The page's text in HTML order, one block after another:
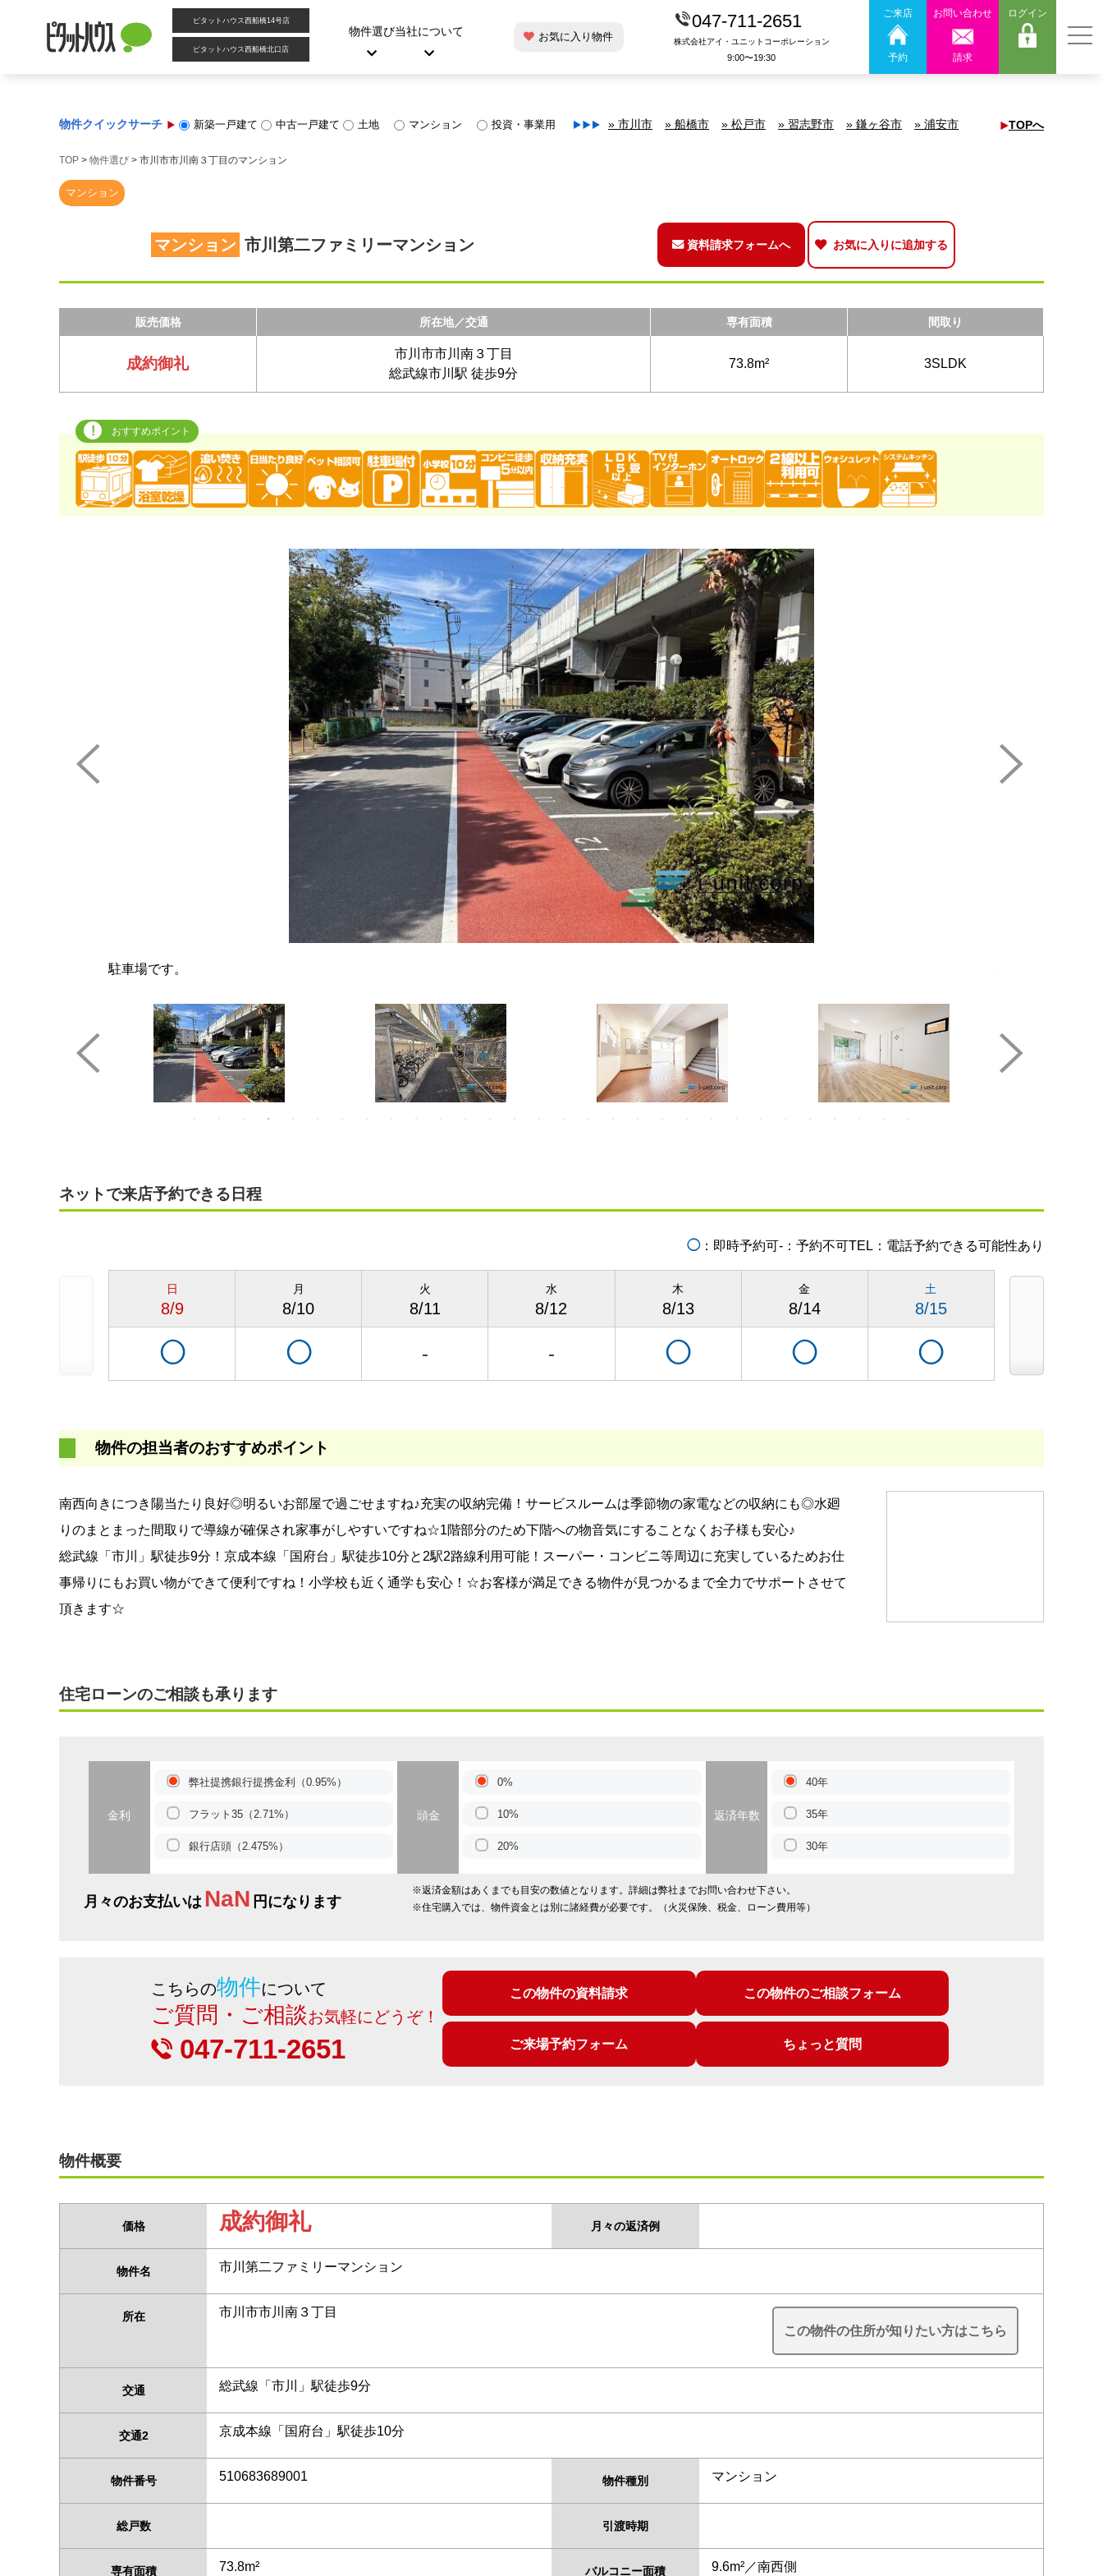
ピタットハウス西船橋14号店
ピタットハウス西船橋北口店
物件選び当社について お気に入り物件
047-711-2651
株式会社アイ・ユニットコーポレーション
9:00〜19:30
ご来店
予約
お問い合わせ
請求
ログイン
物件クイックサーチ 新築一戸建て 中古一戸建て 土地 マンション 投資・事業用 » 市川市 » 船橋市 » 松戸市 » 習志野市 » 鎌ヶ谷市 » 浦安市 TOPへ
TOP > 物件選び > 市川市市川南３丁目のマンション
マンション
マンション 市川第二ファミリーマンション 資料請求フォームへ お気に入りに追加する
販売価格 所在地／交通 専有面積 間取り
成約御礼
市川市市川南３丁目
総武線市川駅 徒歩9分
73.8m² 3SLDK
おすすめポイント
駐車場です。
ネットで来店予約できる日程
◯：即時予約可-：予約不可TEL：電話予約できる可能性あり
日
8/9
◯
月
8/10
◯
火
8/11
-
水
8/12
-
木
8/13
◯
金
8/14
◯
土
8/15
◯
物件の担当者のおすすめポイント
南西向きにつき陽当たり良好◎明るいお部屋で過ごせますね♪充実の収納完備！サービスルームは季節物の家電などの収納にも◎水廻
りのまとまった間取りで導線が確保され家事がしやすいですね☆1階部分のため下階への物音気にすることなくお子様も安心♪
総武線「市川」駅徒歩9分！京成本線「国府台」駅徒歩10分と2駅2路線利用可能！スーパー・コンビニ等周辺に充実しているためお仕
事帰りにもお買い物ができて便利ですね！小学校も近く通学も安心！☆お客様が満足できる物件が見つかるまで全力でサポートさせて
頂きます☆
住宅ローンのご相談も承ります
金利
弊社提携銀行提携金利（0.95%）
フラット35（2.71%）
銀行店頭（2.475%）
頭金
0%
10%
20%
返済年数
40年
35年
30年
月々のお支払いは NaN 円になります
※返済金額はあくまでも目安の数値となります。詳細は弊社までお問い合わせ下さい。
※住宅購入では、物件資金とは別に諸経費が必要です。（火災保険、税金、ローン費用等）
こちらの物件について
ご質問・ご相談お気軽にどうぞ！
047-711-2651
この物件の資料請求 この物件のご相談フォーム
ご来場予約フォーム ちょっと質問
物件概要
価格 成約御礼 月々の返済例
物件名 市川第二ファミリーマンション
所在
市川市市川南３丁目
この物件の住所が知りたい方はこちら
交通 総武線「市川」駅徒歩9分
交通2 京成本線「国府台」駅徒歩10分
物件番号 510683689001 物件種別 マンション
総戸数 引渡時期
専有面積 73.8m² バルコニー面積 9.6m²／南西側